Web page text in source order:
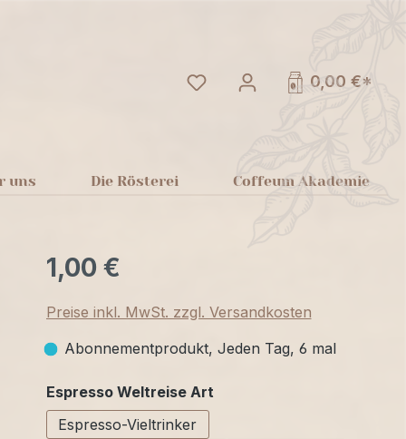
Du hast 0 Produkte auf
0,00 €*
uns Die Rösterei Coffeum Akademie
1,00 €
Preise inkl. MwSt. zzgl. Versandkosten
Abonnementprodukt, Jeden Tag, 6 mal
Espresso Weltreise Artauswählen
Espresso-Vieltrinker